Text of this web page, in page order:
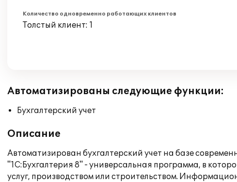
Количество одновременно работающих клиентов
Толстый клиент: 1
Автоматизированы следующие функции:
Бухгалтерский учет
Описание
Автоматизирован бухгалтерский учет на базе
"1С:Бухгалтерия 8" - универсальная программа, в
услуг, производством или строительством.